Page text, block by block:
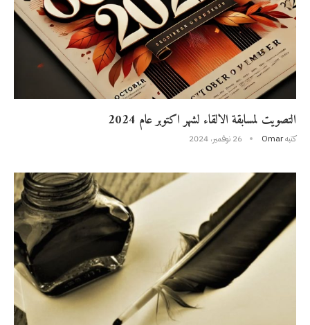
التصويت لمسابقة الالقاء لشهر اكتوبر عام 2024
كتبهOmar 26 نوفمبر، 2024